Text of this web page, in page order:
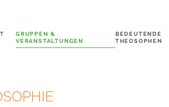
GRUPPEN &
VERANSTALTUNGEN
BEDEUTENDE
THEOSOPHEN